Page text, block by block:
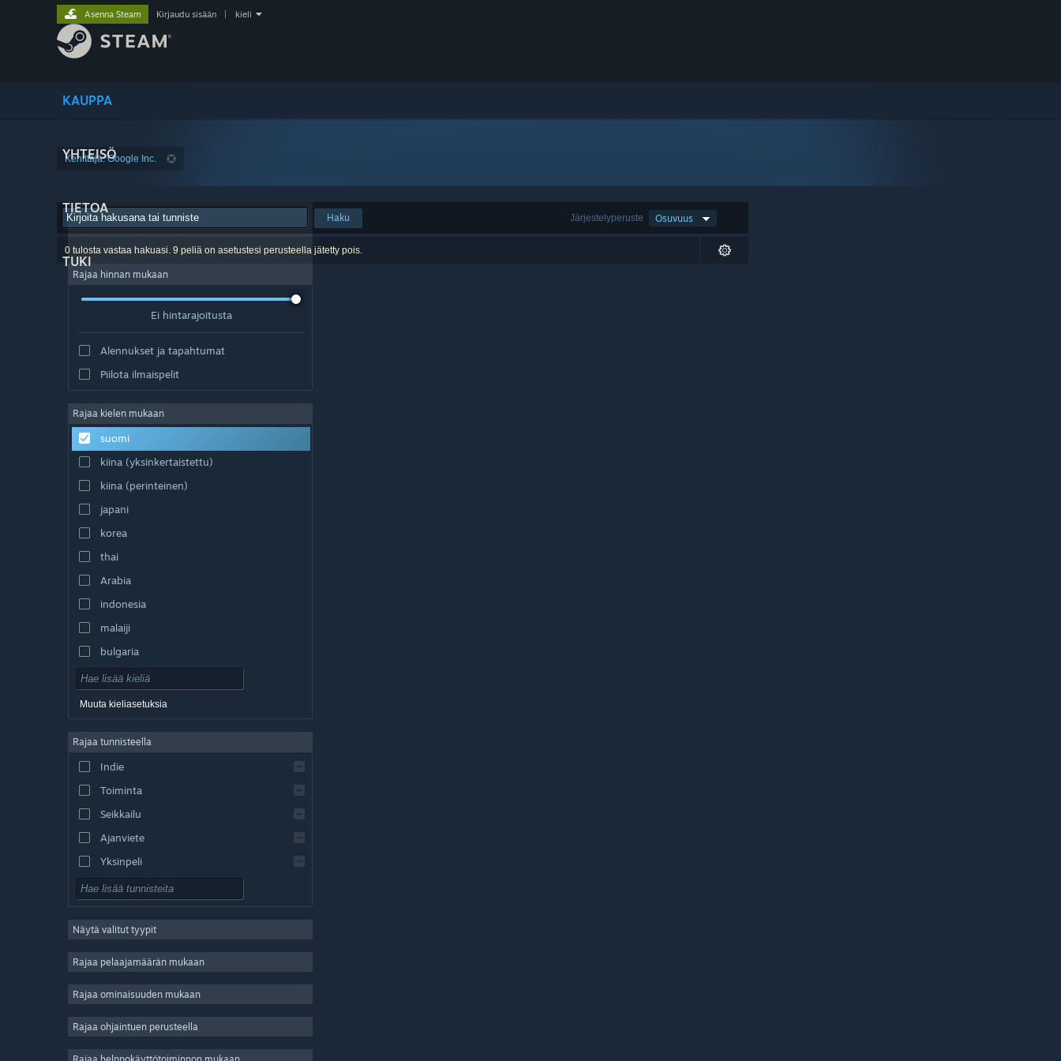
KAUPPA
YHTEISÖ
TIETOA
TUKI
Asenna Steam Kirjaudu sisään kieli
Kehittäjä: Google Inc.
Järjestelyperuste Osuvuus
Haku
0 tulosta vastaa hakuasi. 9 peliä on asetustesi perusteella jätetty pois.
Rajaa hinnan mukaan
Ei hintarajoitusta
Alennukset ja tapahtumat
Piilota ilmaispelit
Rajaa kielen mukaan
suomi
kiina (yksinkertaistettu)
kiina (perinteinen)
japani
korea
thai
Arabia
indonesia
malaiji
bulgaria
tšekki
tanska
englanti
espanja – Espanja
espanja – Lat. Am.
Muuta kieliasetuksia
Rajaa tunnisteella
Indie
Toiminta
Seikkailu
Ajanviete
Yksinpeli
Simulaatio
Strategia
2D
Pelaa ilmaiseksi
Näytä valitut tyypit
Rajaa pelaajamäärän mukaan
Rajaa ominaisuuden mukaan
Rajaa ohjaintuen perusteella